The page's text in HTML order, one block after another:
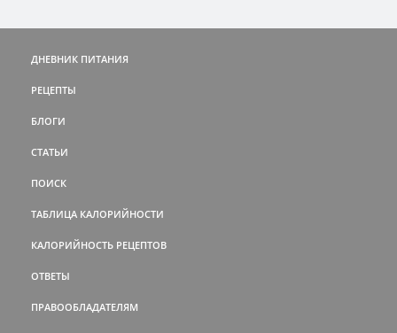
ДНЕВНИК ПИТАНИЯ
РЕЦЕПТЫ
БЛОГИ
СТАТЬИ
ПОИСК
ТАБЛИЦА КАЛОРИЙНОСТИ
КАЛОРИЙНОСТЬ РЕЦЕПТОВ
ОТВЕТЫ
ПРАВООБЛАДАТЕЛЯМ